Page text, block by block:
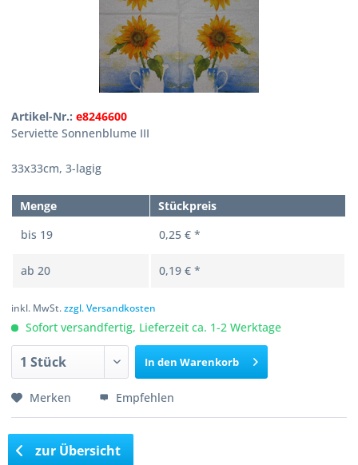
Artikel-Nr.:e8246600
Serviette Sonnenblume III
33x33cm, 3-lagig
Menge
Stückpreis
bis 19 0,25 € *
ab20 0,19 € *
inkl. MwSt.zzgl. Versandkosten
Sofort versandfertig, Lieferzeit ca. 1-2 Werktage
In den Warenkorb
Merken Empfehlen
zur Übersicht